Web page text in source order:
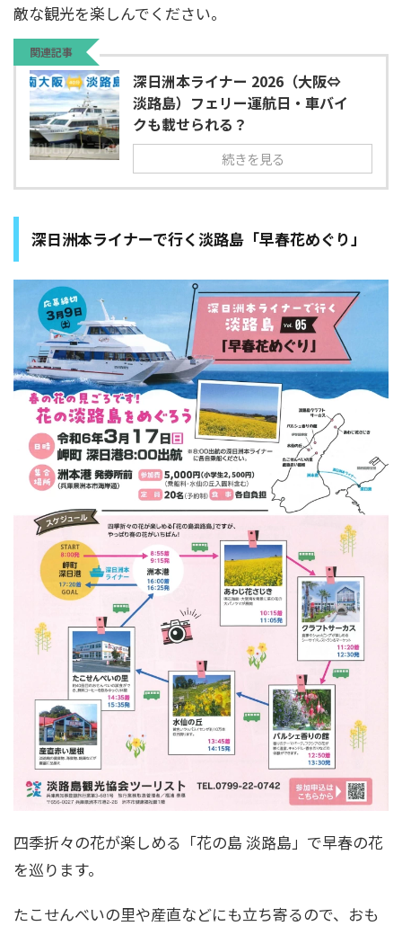
敵な観光を楽しんでください。
関連記事
深日洲本ライナー 2026（大阪⇔
淡路島）フェリー運航日・車バイ
クも載せられる？
続きを見る
深日洲本ライナーで行く淡路島「早春花めぐり」
四季折々の花が楽しめる「花の島 淡路島」で早春の花
を巡ります。
たこせんべいの里や産直などにも立ち寄るので、おも